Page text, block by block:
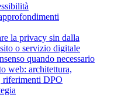
la privacy sin dalla
o servizio digitale
quando necessario
web: architettura,
riferimenti DPO